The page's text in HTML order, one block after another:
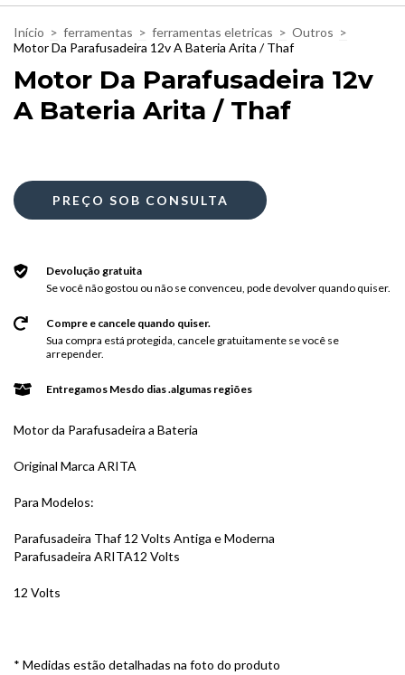
Início > ferramentas > ferramentas eletricas > Outros >
Motor Da Parafusadeira 12v A Bateria Arita / Thaf
Motor Da Parafusadeira 12v
A Bateria Arita / Thaf
Devolução gratuita
Se você não gostou ou não se convenceu, pode devolver quando quiser.
Compre e cancele quando quiser.
Sua compra está protegida, cancele gratuitamente se você se
arrepender.
Entregamos Mesdo dias .algumas regiões
Motor da Parafusadeira a Bateria
Original Marca ARITA
Para Modelos:
Parafusadeira Thaf 12 Volts Antiga e Moderna
Parafusadeira ARITA12 Volts
12 Volts
* Medidas estão detalhadas na foto do produto